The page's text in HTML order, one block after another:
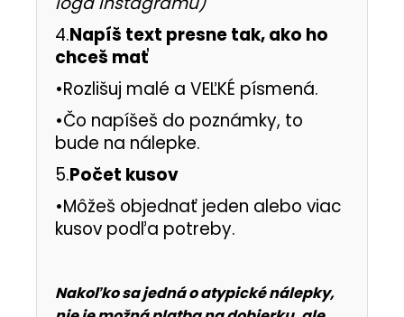
4.Napíš text presne tak, ako ho
chceš mať
•Rozlišuj malé a VEĽKÉ písmená.
•Čo napíšeš do poznámky, to
bude na nálepke.
5.Počet kusov
•Môžeš objednať jeden alebo viac
kusov podľa potreby.
Nakoľko sa jedná o atypické nálepky,